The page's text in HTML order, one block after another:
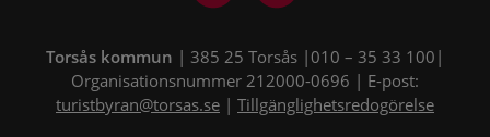
Torsås kommun | 385 25 Torsås |010 – 35 33 100|
Organisationsnummer 212000-0696 | E-post:
turistbyran@torsas.se | Tillgänglighetsredogörelse